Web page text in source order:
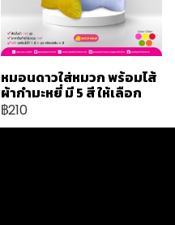
หมอนดาวใส่หมวก พร้อมไส้
ผ้ากำมะหยี่ มี 5 สี ให้เลือก
฿210